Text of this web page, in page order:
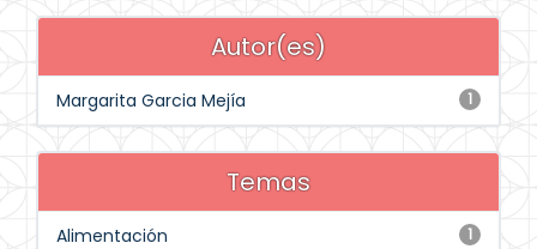
Autor(es)
1
Margarita Garcia Mejía
Temas
1
Alimentación